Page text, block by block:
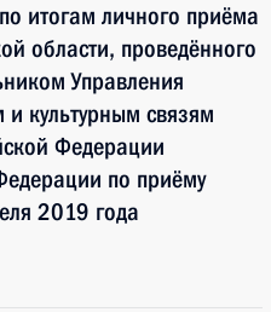
итогам личного приёма
области, проведённого
Управления
культурным связям
Федерации
по приёму
2019 года